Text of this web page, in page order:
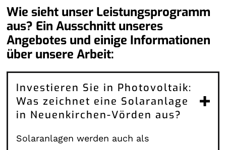
Wie sieht unser Leistungsprogramm
aus? Ein Ausschnitt unseres
Angebotes und einige Informationen
über unsere Arbeit:
Investieren Sie in Photovoltaik:
Was zeichnet eine Solaranlage
in Neuenkirchen-Vörden aus?
Solaranlagen werden auch als